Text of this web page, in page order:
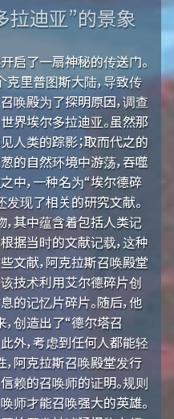
拉迪亚”的景象
启了一扇神秘的传送门。
里普图斯大陆，导致传
唤殿为了探明原因，调查
界埃尔多拉迪亚。虽然那
人类的踪影；取而代之的
的自然环境中游荡，吞噬
中，一种名为“埃尔德碎
发现了相关的研究文献。
其中蕴含着包括人类记
据当时的文献记载，这种
文献，阿克拉斯召唤殿堂
技术利用艾尔德碎片创
的记忆片碎片。随后，他
创造出了“德尔塔召
外，考虑到任何人都能轻
阿克拉斯召唤殿堂发行
赖的召唤师的证明。规则
师才能召唤强大的英雄。